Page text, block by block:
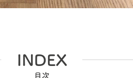
INDEX